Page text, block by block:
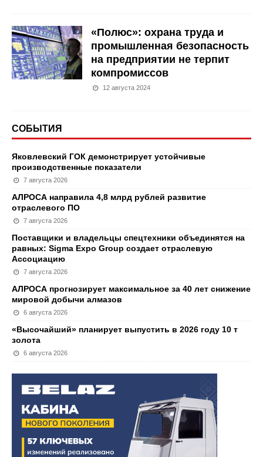
«Полюс»: охрана труда и
промышленная безопасность
на предприятии не терпит
компромиссов
12 августа 2024
СОБЫТИЯ
Яковлевский ГОК демонстрирует устойчивые
производственные показатели
7 августа 2026
АЛРОСА направила 4,8 млрд рублей развитие
отраслевого ПО
7 августа 2026
Поставщики и владельцы спецтехники объединятся на
равных: Sigma Expo Group создает отраслевую
Ассоциацию
7 августа 2026
АЛРОСА прогнозирует максимальное за 40 лет снижение
мировой добычи алмазов
6 августа 2026
«Высочайший» планирует выпустить в 2026 году 10 т
золота
6 августа 2026